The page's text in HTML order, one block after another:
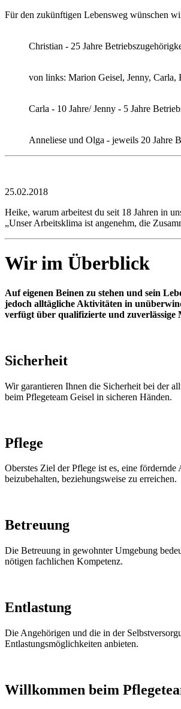
Für den zukünftigen Lebensweg wünschen
Christian - 25 Jahre
von links: Marion Geisel, Jenny, Carla,
Carla - 10 Jahre/ Jenny - 5 Jahre
Anneliese und Olga - jeweils 20 Jahre
25.02.2018
Heike, warum arbeitest du seit 18 Jahren in
„Unser Arbeitsklima ist angenehm, die
Wir im Überblick
Auf eigenen Beinen zu stehen und sein
jedoch alltägliche Aktivitäten in
verfügt über qualifizierte und
Sicherheit
Wir garantieren Ihnen die Sicherheit bei der
beim Pflegeteam Geisel in sicheren Händen.
Pflege
Oberstes Ziel der Pflege ist es, eine
beizubehalten, beziehungsweise zu erreichen.
Betreuung
Die Betreuung in gewohnter Umgebung
nötigen fachlichen Kompetenz.
Entlastung
Die Angehörigen und die in der
Entlastungsmöglichkeiten anbieten.
Willkommen beim